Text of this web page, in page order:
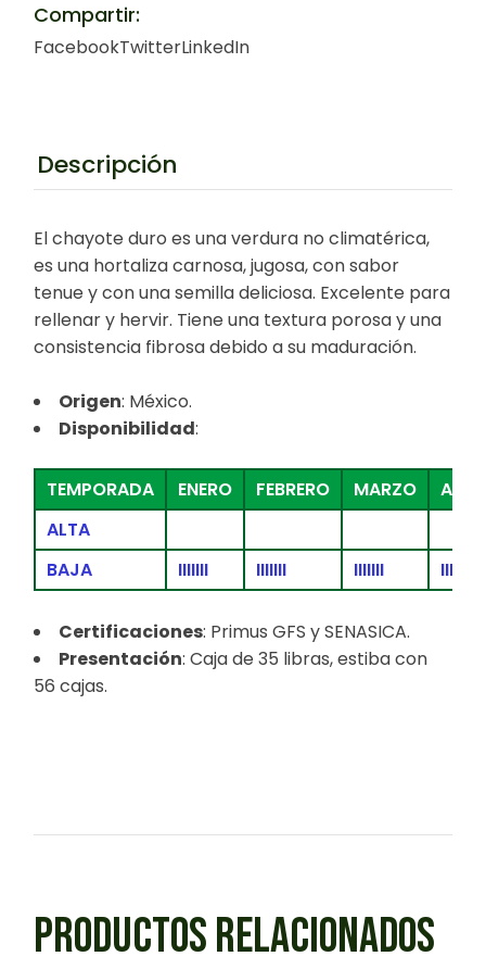
Compartir:
FacebookTwitterLinkedIn
Descripción
El chayote duro es una verdura no climatérica,
es una hortaliza carnosa, jugosa, con sabor
tenue y con una semilla deliciosa. Excelente para
rellenar y hervir. Tiene una textura porosa y una
consistencia fibrosa debido a su maduración.
Origen: México.
Disponibilidad:
TEMPORADA ENERO FEBRERO MARZO
ALTA
BAJA
IIIIIII IIIIIII IIIIIII IIIIIII
Certificaciones: Primus GFS y SENASICA.
Presentación: Caja de 35 libras, estiba con
56 cajas.
PRODUCTOS RELACIONADOS